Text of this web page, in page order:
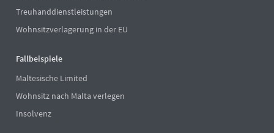
Treuhanddienstleistungen
Wohnsitzverlagerung in der EU
Fallbeispiele
Maltesische Limited
Wohnsitz nach Malta verlegen
Insolvenz